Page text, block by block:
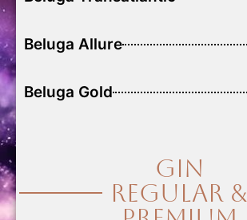
Beluga Allure
Beluga Gold
Gin
Regular &